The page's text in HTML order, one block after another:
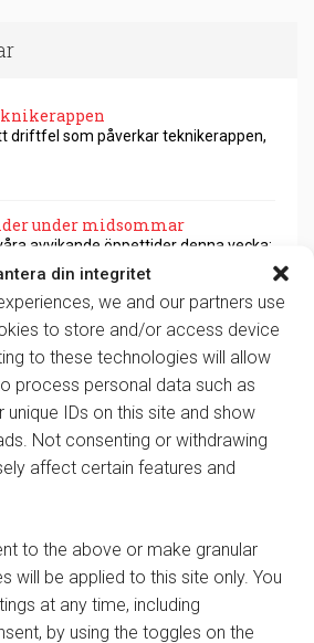
din integritet
we and our partners use
to store and/or access device
to these technologies will allow
process personal data such as
IDs on this site and show
Not consenting or withdrawing
affect certain features and
to the above or make granular
will be applied to this site only. You
at any time, including
by using the toggles on the
driftfel som påverkar teknikerappen,
under midsommar
avvikande öppettider denna vecka:
koppling för Mitsubishi. "För oss är
tidigare 5/6
vår support kl. 15:00.Vi är
för att få den
Mitsubishi …